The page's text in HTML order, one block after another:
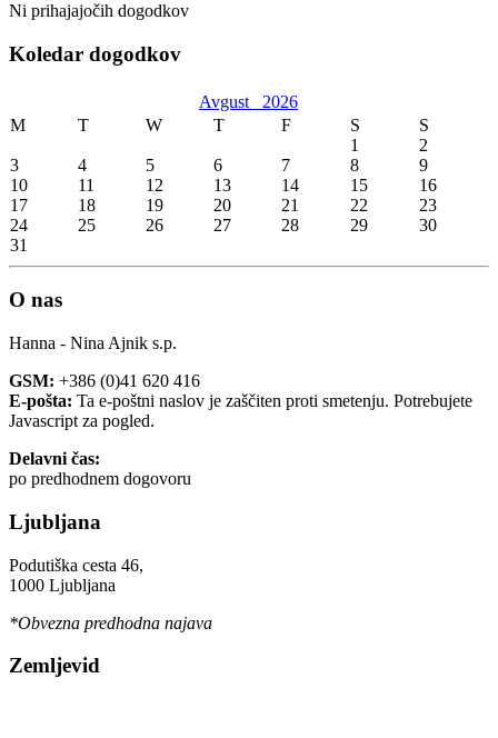
Ni prihajajočih dogodkov
Koledar dogodkov
Avgust 2026
M
T W T F S
S
1
2
3
4 5 6 7 8
9
10
11 12 13 14 15
16
17
18 19 20 21 22
23
24
25 26 27 28 29
30
31
O nas
Hanna - Nina Ajnik s.p.
GSM: +386 (0)41 620 416
E-pošta: Ta e-poštni naslov je zaščiten proti smetenju. Potrebujete
Javascript za pogled.
Delavni čas:
po predhodnem dogovoru
Ljubljana
Podutiška cesta 46,
1000 Ljubljana
*Obvezna predhodna najava
Zemljevid